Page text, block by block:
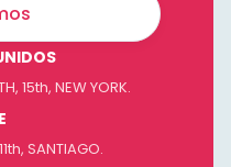
15th, NEW YORK.
SANTIAGO.